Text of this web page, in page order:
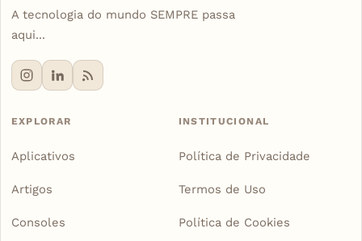
A tecnologia do mundo SEMPRE passa
aqui...
EXPLORAR
Aplicativos
Artigos
Consoles
INSTITUCIONAL
Política de Privacidade
Termos de Uso
Política de Cookies